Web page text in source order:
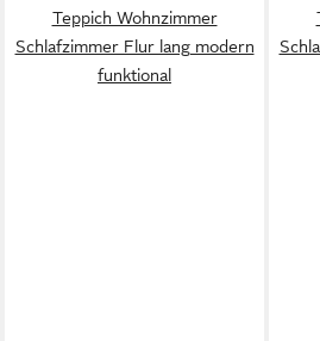
Teppich Wohnzimmer
Schlafzimmer Flur lang modern
funktional